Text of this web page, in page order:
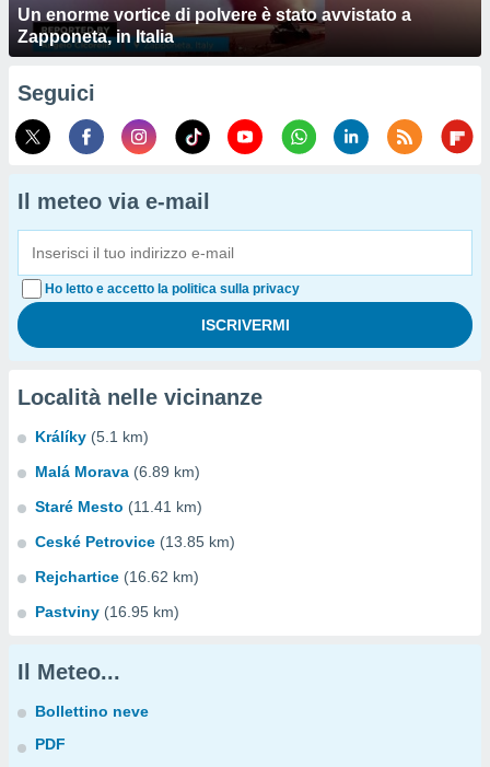
Un enorme vortice di polvere è stato avvistato a
Zapponeta, in Italia
Seguici
Il meteo via e-mail
Ho letto e accetto la politica sulla privacy
Località nelle vicinanze
Králíky (5.1 km)
Malá Morava (6.89 km)
Staré Mesto (11.41 km)
Ceské Petrovice (13.85 km)
Rejchartice (16.62 km)
Pastviny (16.95 km)
Il Meteo...
Bollettino neve
PDF